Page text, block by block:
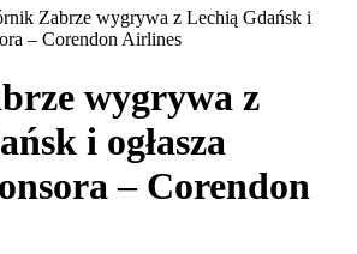
Zabrze wygrywa z Lechią Gdańsk i
– Corendon Airlines
wygrywa z
i ogłasza
– Corendon